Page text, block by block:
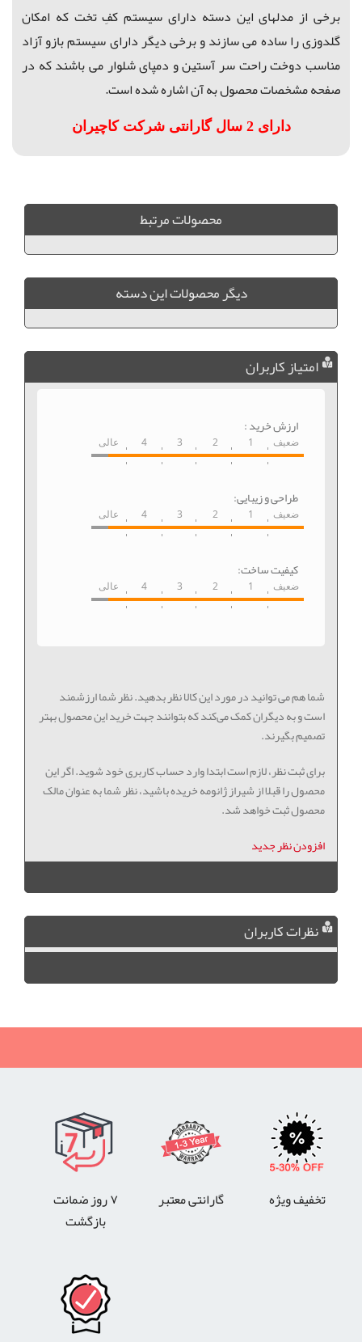
برخی از مدلهای این دسته دارای سیستم كفِ تخت که امکان
گلدوزی را ساده می سازند وبرخی دیگر دارایسیستم بازو آزاد
مناسب دوخت راحت سر آستین و دمپای شلوار می باشند که در
صفحه مشخصات محصول به آن اشاره شده است.
دارای 2 سال گارانتی شرکت کاچیران
محصولات مرتبط
ديگر محصولات اين دسته
امتیاز کاربران
ارزش خرید :
ضعیف 1
2
3
4 عالی
طراحی و زیبایی:
ضعیف 1
2
3
4 عالی
کیفیت ساخت:
ضعیف 1
2
3
4 عالی
شما هم می توانید در مورد این کالا نظر بدهید. نظر شما ارزشمند
است و به دیگران کمک می‌کند که بتوانند جهت خرید این محصول بهتر
تصمیم بگیرند.
برای ثبت نظر، لازم است ابتدا وارد حساب کاربری خود شوید. اگر این
محصول را قبلا از شیراز ژانومه خریده باشید، نظر شما به عنوان مالک
محصول ثبت خواهد شد.
افزودن نظر جدید
نظرات کاربران
تخفیف ویژه گارانتی معتبر
۷ روز ضمانت
بازگشت